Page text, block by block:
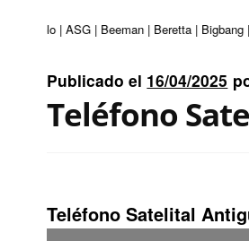
| ASG | Beeman | Beretta | Bigbang |
Publicado el 16/04/2025
Teléfono
Teléfono Satelital